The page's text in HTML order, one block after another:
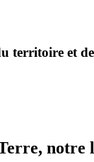
territoire et